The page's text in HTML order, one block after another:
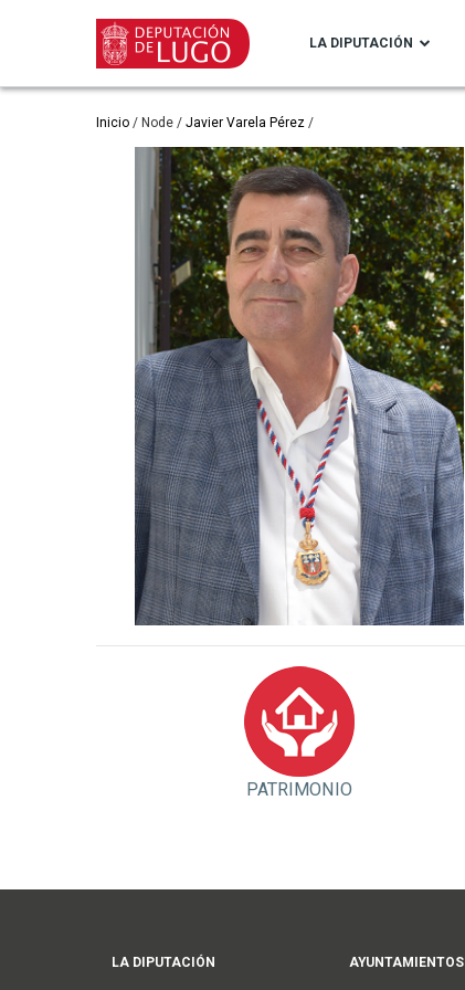
principal
LA DIPUTACIÓN
Ruta
navegación
Inicio Node Javier Varela Pérez
PATRIMONIO
Main
LA DIPUTACIÓN AYUNTAMIENTOS